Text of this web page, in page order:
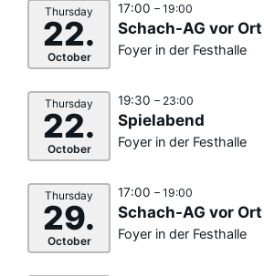
Thursday
22.
October
17:00 – 19:00
Schach-AG vor Ort
Foyer in der Festhalle
Thursday
22.
October
19:30 – 23:00
Spielabend
Foyer in der Festhalle
Thursday
29.
October
17:00 – 19:00
Schach-AG vor Ort
Foyer in der Festhalle